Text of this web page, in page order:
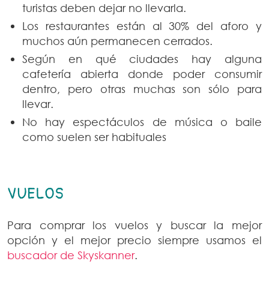
turistas deben dejar no llevarla.
Los restaurantes están al 30% del aforo y
muchos aún permanecen cerrados.
Según en qué ciudades hay alguna
cafetería abierta donde poder consumir
dentro, pero otras muchas son sólo para
llevar.
No hay espectáculos de música o baile
como suelen ser habituales
VUELOS
Para comprar los vuelos y buscar la mejor
opción y el mejor precio siempre usamos el
buscador de Skyskanner.